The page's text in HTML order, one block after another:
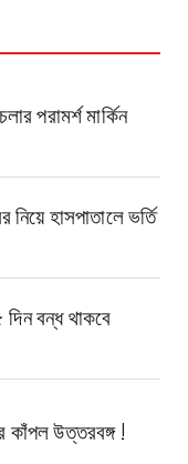
পরামর্শ মার্কিন
হাসপাতালে ভর্তি
দিন বন্ধ থাকবে
কাঁপল উত্তরবঙ্গ !